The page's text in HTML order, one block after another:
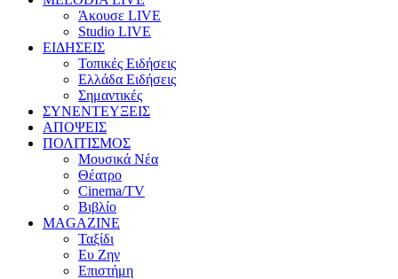
Άκουσε LIVE
Studio LIVE
ΕΙΔΗΣΕΙΣ
Τοπικές Ειδήσεις
Ελλάδα Ειδήσεις
Σημαντικές
ΣΥΝΕΝΤΕΥΞΕΙΣ
ΑΠΟΨΕΙΣ
ΠΟΛΙΤΙΣΜΟΣ
Μουσικά Νέα
Θέατρο
Cinema/TV
Βιβλίο
MAGAZINE
Ταξίδι
Ευ Ζην
Επιστήμη